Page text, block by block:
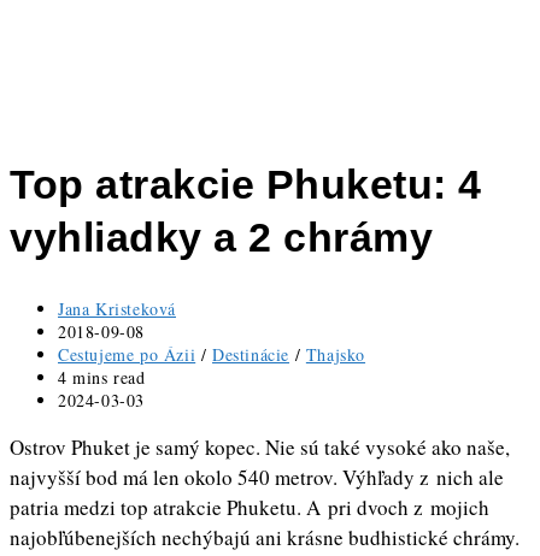
Top atrakcie Phuketu: 4
vyhliadky a 2 chrámy
Post
author:
Jana Kristeková
Post
published:
2018-09-08
Post
category:
Cestujeme po Ázii / Destinácie / Thajsko
Reading
time:
4 mins read
Post
modified:
2024-03-03
Ostrov Phuket je samý kopec. Nie sú také vysoké ako naše,
najvyšší bod má len okolo 540 metrov. Výhľady z nich ale
patria medzi top atrakcie Phuketu. A pri dvoch z mojich
najobľúbenejších nechýbajú ani krásne budhistické chrámy.